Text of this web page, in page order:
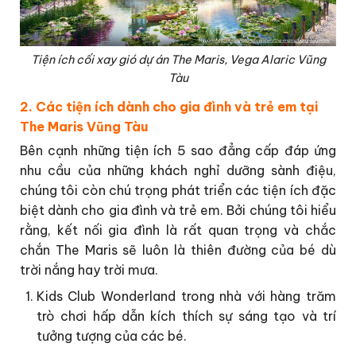
Tiện ích cối xay gió dự án The Maris, Vega Alaric Vũng
Tàu
2. Các tiện ích dành cho gia đình và trẻ em tại
The Maris Vũng Tàu
Bên cạnh những tiện ích 5 sao đẳng cấp đáp ứng
nhu cầu của những khách nghỉ dưỡng sành điệu,
chúng tôi còn chú trọng phát triển các tiện ích đặc
biệt dành cho gia đình và trẻ em. Bởi chúng tôi hiểu
rằng, kết nối gia đình là rất quan trọng và chắc
chắn The Maris sẽ luôn là thiên đường của bé dù
trời nắng hay trời mưa.
Kids Club Wonderland trong nhà với hàng trăm
trò chơi hấp dẫn kích thích sự sáng tạo và trí
tưởng tượng của các bé.